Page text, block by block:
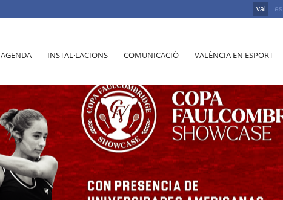
val es
AGENDA INSTAL·LACIONS COMUNICACIÓ VALÈNCIA EN ESPORT